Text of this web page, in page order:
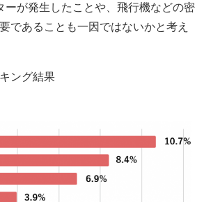
ーが発生したことや、飛行機などの密
であることも一因ではないかと考え
ング結果